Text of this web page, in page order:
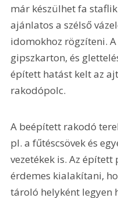
már készülhet fa
ajánlatos a szélső
idomokhoz rögzíteni.
gipszkarton, és
épített hatást kelt az
rakodópolc.
A beépített rakodó
pl. a fűtéscsövek és
vezetékek is. Az
érdemes kialakítani,
tároló helyként legyen